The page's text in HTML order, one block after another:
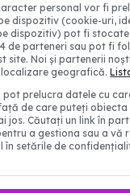
avea acces
anunță un
personal vor fi
dispozitiv (cookie-uri,
dispozitiv) pot fi
de parteneri sau pot fi
site. Noi și partenerii
geografică.
pot prelucra datele cu
de care puteți
jos. Căutați un link în
a gestiona sau a vă
în setările de